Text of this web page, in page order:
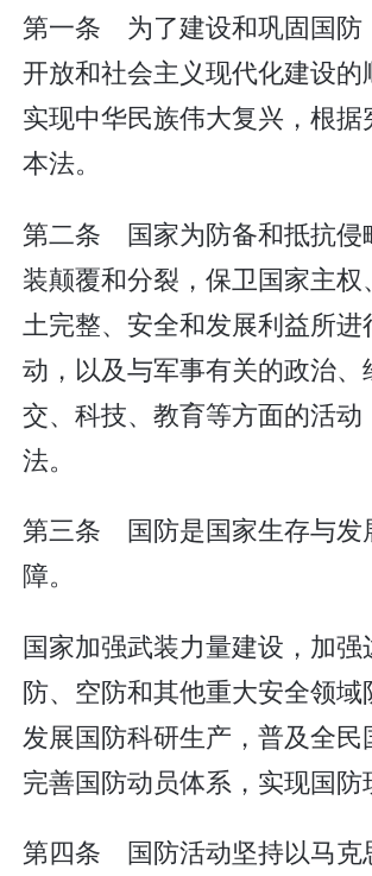
第一条 为了建设和巩固国防
开放和社会主义现代化建设的
实现中华民族伟大复兴，根据
本法。
第二条 国家为防备和抵抗侵
装颠覆和分裂，保卫国家主权
土完整、安全和发展利益所
动，以及与军事有关的政治、
交、科技、教育等方面的活动
法。
第三条 国防是国家生存与发
障。
国家加强武装力量建设，加强
防、空防和其他重大安全领域
发展国防科研生产，普及全民
完善国防动员体系，实现国防
第四条 国防活动坚持以马克